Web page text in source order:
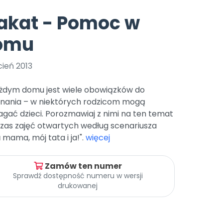
Archiwalne numery
Pomoc
Promocje
czerwca 2024 r. uzyskała
r. Nr decyzji:
Online.
Bliżej Pieska
Pomoc zwierzętom
Książka (dla) Przedszkolaka
Promowanie czytelnictwa
TikTok
Zobacz nas na TikToku
YouTube
- Pomoc w
2013
domu jest wiele obowiązków do
– w niektórych rodzicom mogą
dzieci. Porozmawiaj z nimi na ten temat
zajęć otwartych według scenariusza
mama, mój tata i ja!". więcej
Zamów ten numer
Sprawdź dostępność numeru w wersji
drukowanej